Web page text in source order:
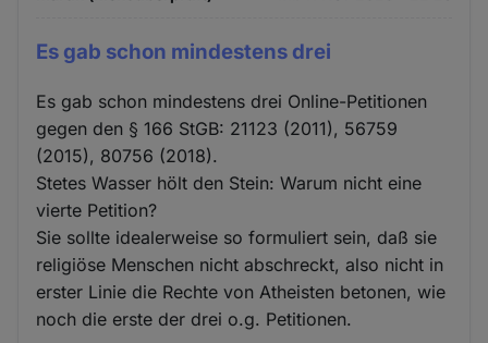
Es gab schon mindestens drei
Es gab schon mindestens drei Online-Petitionen
gegen den § 166 StGB: 21123 (2011), 56759
(2015), 80756 (2018).
Stetes Wasser hölt den Stein: Warum nicht eine
vierte Petition?
Sie sollte idealerweise so formuliert sein, daß sie
religiöse Menschen nicht abschreckt, also nicht in
erster Linie die Rechte von Atheisten betonen, wie
noch die erste der drei o.g. Petitionen.